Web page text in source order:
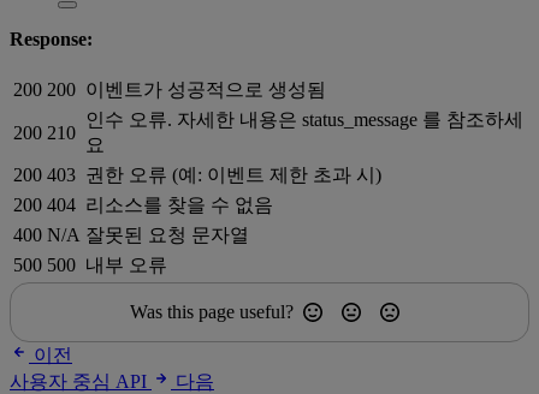
Response:
200 200 이벤트가 성공적으로 생성됨
200 210
인수 오류. 자세한 내용은 status_message 를 참조하세
요
200 403 권한 오류 (예: 이벤트 제한 초과 시)
200 404 리소스를 찾을 수 없음
400 N/A 잘못된 요청 문자열
500 500 내부 오류
Was this page useful?
이전
사용자 중심 API
다음